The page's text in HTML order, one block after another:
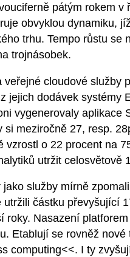
pátým rokem v
obvyklou dynamiku,
trhu. Tempo růstu se
trojnásobek.
cloudové služby
jejich dodávek systémy
vygenerovaly aplikace
meziročně 27, resp.
o 22 procent na
utržit celosvětově
služby mírně
částku převyšující
Nasazení
Etablují se rovněž nové
computing<<. I ty